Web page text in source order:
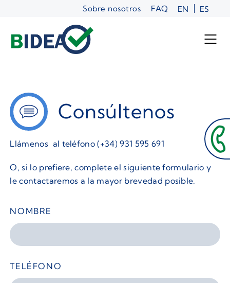
contenido
Sobre nosotros FAQ EN ES
Consúltenos
Llámenos al teléfono (+34) 931 595 691
O, si lo prefiere, complete el siguiente formulario y
le contactaremos a la mayor brevedad posible.
NOMBRE
TELÉFONO